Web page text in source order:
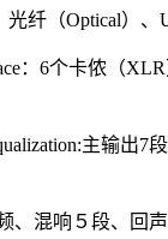
光纤（Optical）、
：6个卡侬（
主输出7
、混响５段、回